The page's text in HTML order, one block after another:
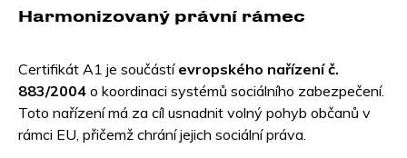
Harmonizovaný právní rámec
Certifikát A1 je součástí evropského nařízení č.
883/2004 o koordinaci systémů sociálního zabezpečení.
Toto nařízení má za cíl usnadnit volný pohyb občanů v
rámci EU, přičemž chrání jejich sociální práva.